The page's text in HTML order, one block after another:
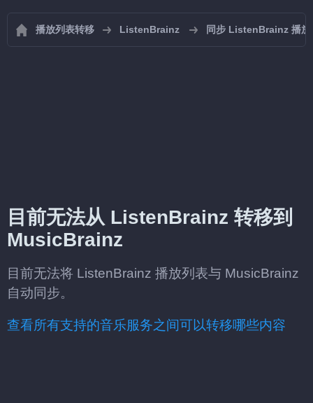
播放列表转移 ListenBrainz 同步 ListenBrainz 播放
目前无法从 ListenBrainz 转移到
MusicBrainz
目前无法将 ListenBrainz 播放列表与 MusicBrainz
自动同步。
查看所有支持的音乐服务之间可以转移哪些内容